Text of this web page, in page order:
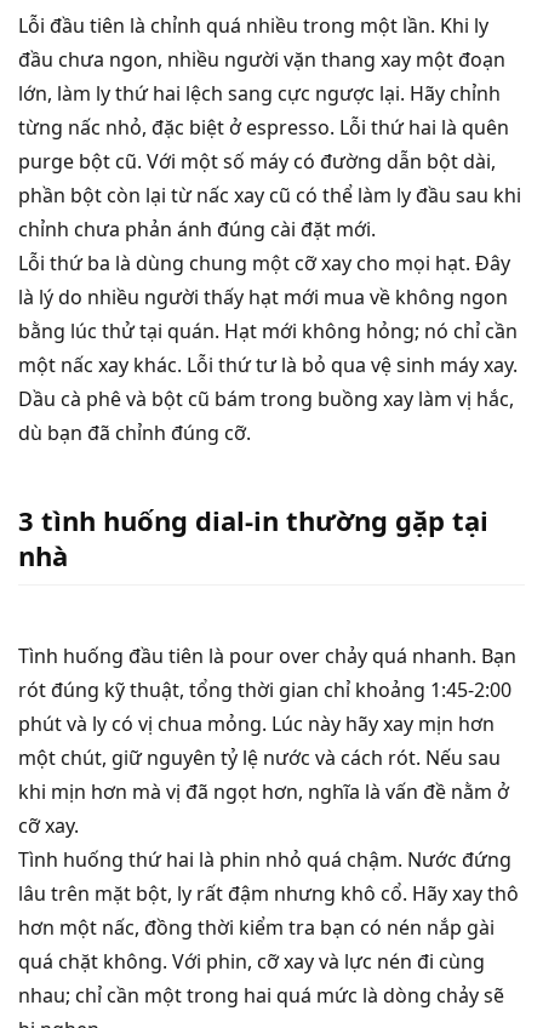
Lỗi đầu tiên là chỉnh quá nhiều trong một lần. Khi ly
đầu chưa ngon, nhiều người vặn thang xay một đoạn
lớn, làm ly thứ hai lệch sang cực ngược lại. Hãy chỉnh
từng nấc nhỏ, đặc biệt ở espresso. Lỗi thứ hai là quên
purge bột cũ. Với một số máy có đường dẫn bột dài,
phần bột còn lại từ nấc xay cũ có thể làm ly đầu sau khi
chỉnh chưa phản ánh đúng cài đặt mới.
Lỗi thứ ba là dùng chung một cỡ xay cho mọi hạt. Đây
là lý do nhiều người thấy hạt mới mua về không ngon
bằng lúc thử tại quán. Hạt mới không hỏng; nó chỉ cần
một nấc xay khác. Lỗi thứ tư là bỏ qua vệ sinh máy xay.
Dầu cà phê và bột cũ bám trong buồng xay làm vị hắc,
dù bạn đã chỉnh đúng cỡ.
3 tình huống dial-in thường gặp tại
nhà
Tình huống đầu tiên là pour over chảy quá nhanh. Bạn
rót đúng kỹ thuật, tổng thời gian chỉ khoảng 1:45-2:00
phút và ly có vị chua mỏng. Lúc này hãy xay mịn hơn
một chút, giữ nguyên tỷ lệ nước và cách rót. Nếu sau
khi mịn hơn mà vị đã ngọt hơn, nghĩa là vấn đề nằm ở
cỡ xay.
Tình huống thứ hai là phin nhỏ quá chậm. Nước đứng
lâu trên mặt bột, ly rất đậm nhưng khô cổ. Hãy xay thô
hơn một nấc, đồng thời kiểm tra bạn có nén nắp gài
quá chặt không. Với phin, cỡ xay và lực nén đi cùng
nhau; chỉ cần một trong hai quá mức là dòng chảy sẽ